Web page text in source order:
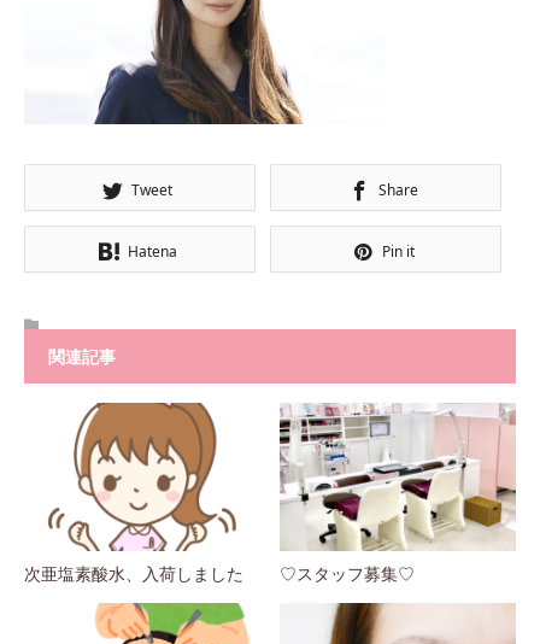
Tweet Share
Hatena Pin it
関連記事
次亜塩素酸水、入荷しました ♡スタッフ募集♡